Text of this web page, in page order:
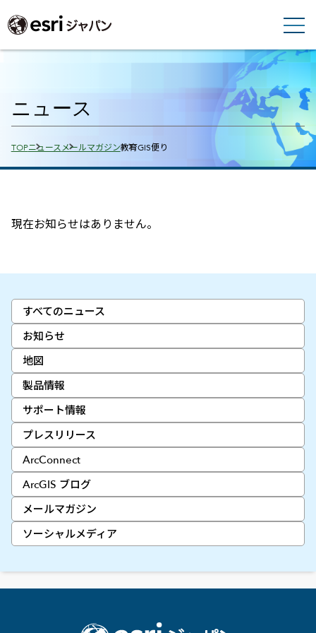
ニュース
Breadcrumbs
TOPニュース メールマガジン教育GIS便り
すべてのニュース
お知らせ
地図
製品情報
サポート情報
プレスリリース
ArcConnect
ArcGIS ブログ
メールマガジン
ソーシャルメディア
現在お知らせはありません。